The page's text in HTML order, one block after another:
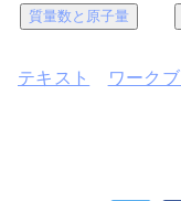
質量数と原子量
テキスト ワーク